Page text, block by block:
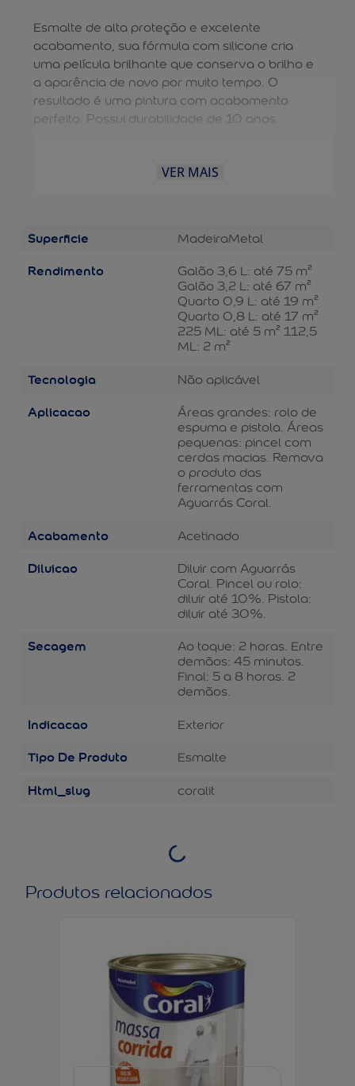
Esmalte de alta proteção e excelente
acabamento, sua fórmula com silicone cria
uma película brilhante que conserva o brilho e
a aparência de novo por muito tempo. O
resultado é uma pintura com acabamento
perfeito. Possui durabilidade de 10 anos.
VER MAIS
Superficie MadeiraMetal
Rendimento
Galão 3,6 L: até 75 m²
Galão 3,2 L: até 67 m²
Quarto 0,9 L: até 19 m²
Quarto 0,8 L: até 17 m²
225 ML: até 5 m² 112,5
ML: 2 m²
Tecnologia Não aplicável
Aplicacao
Áreas grandes: rolo de
espuma e pistola. Áreas
pequenas: pincel com
cerdas macias. Remova
o produto das
ferramentas com
Aguarrás Coral.
Acabamento Acetinado
Diluicao
Diluir com Aguarrás
Coral. Pincel ou rolo:
diluir até 10%. Pistola:
diluir até 30%.
Secagem
Ao toque: 2 horas. Entre
demãos: 45 minutos.
Final: 5 a 8 horas. 2
demãos.
Indicacao Exterior
Tipo De Produto Esmalte
Html_slug coralit
Produtos relacionados